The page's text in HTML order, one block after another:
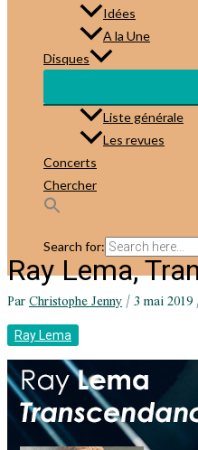
Idées
A la Une
Disques
Liste générale
Les revues
Concerts
Chercher
Search for:
Ray Lema,
ParChristophe Jenny/3 mai 2019
Ray Lema